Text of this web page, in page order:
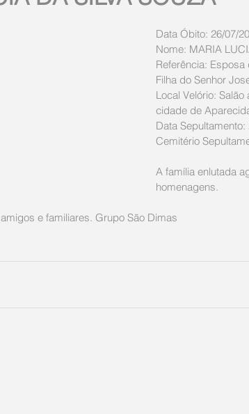
Data Óbito: 26/07/
Nome: MARIA
Referência: Esposa
Filha do Senhor
Local Velório:
cidade de
Data
Cemitério
A família enlutada
homenagens.
e familiares. Grupo São Dimas